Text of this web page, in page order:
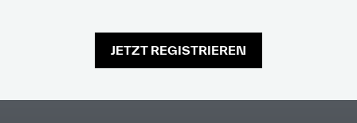
JETZT REGISTRIEREN